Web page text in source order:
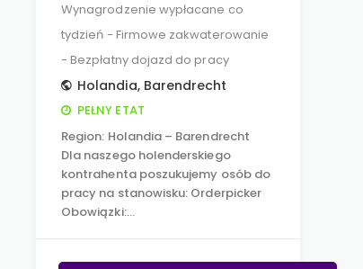
Wynagrodzenie wypłacane co
tydzień - Firmowe zakwaterowanie
- Bezpłatny dojazd do pracy
Holandia, Barendrecht
PEŁNY ETAT
Region: Holandia – Barendrecht
Dla naszego holenderskiego
kontrahenta poszukujemy osób do
pracy na stanowisku: Orderpicker
Obowiązki:…